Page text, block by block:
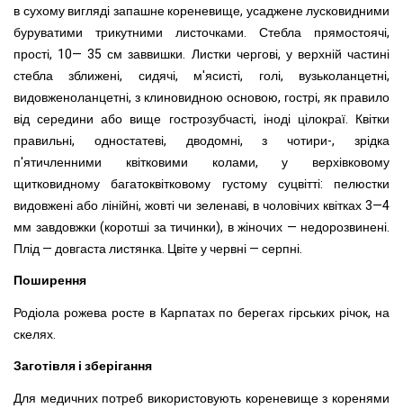
в сухому вигляді запашне кореневище, усаджене лусковидними
буруватими трикутними листочками. Стебла прямостоячі,
прості, 10— 35 см заввишки. Листки чергові, у верхній частині
стебла зближені, сидячі, м'ясисті, голі, вузьколанцетні,
видовженоланцетні, з клиновидною основою, гострі, як правило
від середини або вище гострозубчасті, іноді цілокраї. Квітки
правильні, одностатеві, дводомні, з чотири-, зрідка
п'ятичленними квітковими колами, у верхівковому
щитковидному багатоквітковому густому суцвітті: пелюстки
видовжені або лінійні, жовті чи зеленаві, в чоловічих квітках 3—4
мм завдовжки (коротші за тичинки), в жіночих — недорозвинені.
Плід — довгаста листянка. Цвіте у червні — серпні.
Поширення
Родіола рожева росте в Карпатах по берегах гірських річок, на
скелях.
Заготівля і зберігання
Для медичних потреб використовують кореневище з коренями